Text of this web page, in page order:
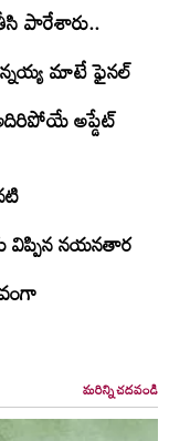
పారేశారు..
మాటే ఫైనల్‌
అప్డేట్
విప్పిన నయనతార
మరిన్ని చదవండి